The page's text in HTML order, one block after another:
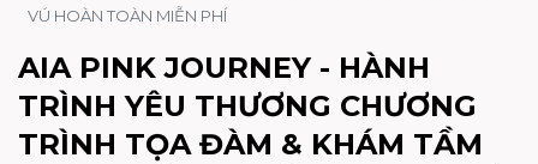
VÚ HOÀN TOÀN MIỄN PHÍ
AIA PINK JOURNEY - HÀNH
TRÌNH YÊU THƯƠNG CHƯƠNG
TRÌNH TỌA ĐÀM & KHÁM TẦM